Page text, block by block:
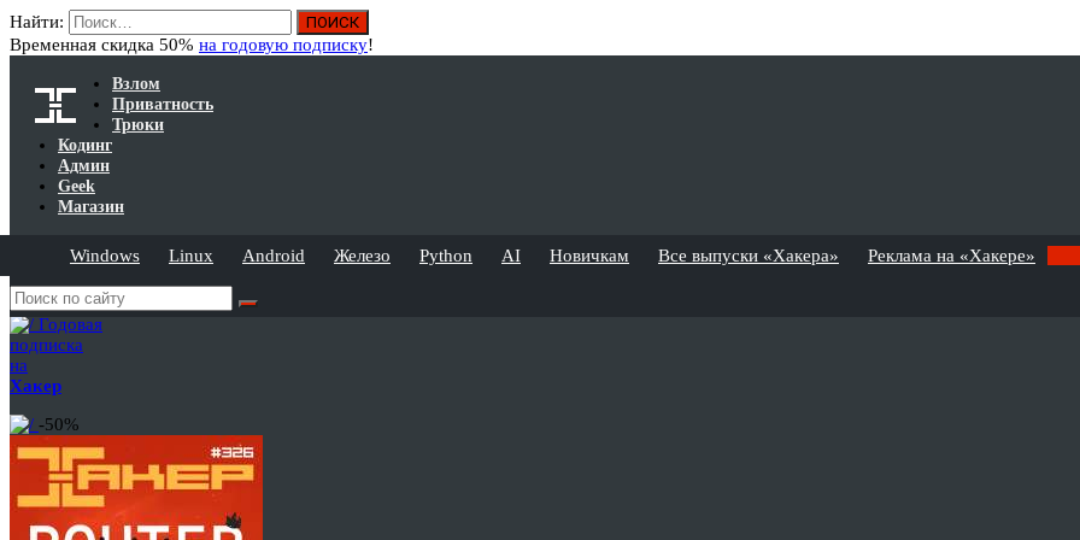
Найти:
Временная скидка 50% на годовую подписку!
Взлом
Приватность
Трюки
Кодинг
Админ
Geek
Магазин
Windows Linux Android Железо Python AI Новичкам Все выпуски «Хакера» Реклама на «Хакере»
Годовая
подписка
на
Хакер
-50%